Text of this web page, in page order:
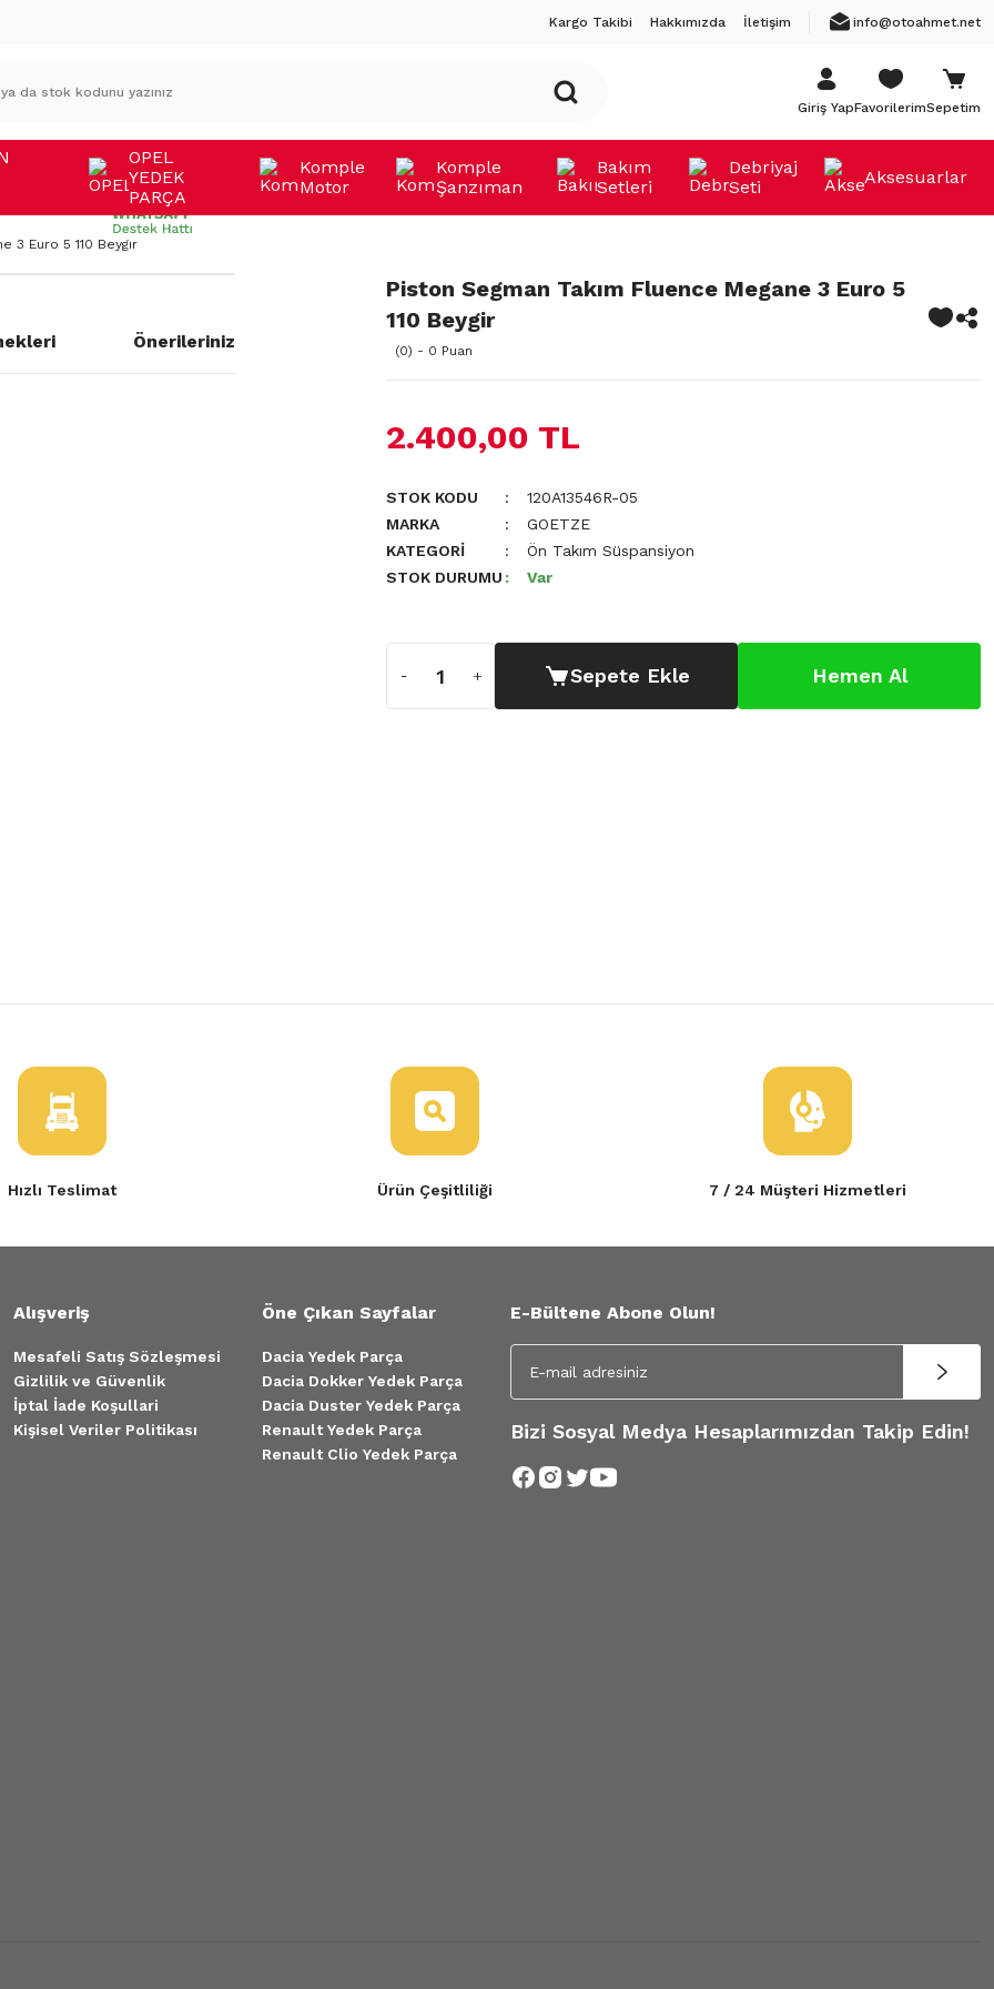
Kargo Takibi Hakkımızda İletişim info@otoahmet.net
Giriş YapFavorilerimSepetim
OPEL
YEDEK
PARÇA
Komple
Motor
Komple
Şanzıman
Bakım
Setleri
Debriyaj
Seti
Aksesuarlar
3 Euro 5 110 Beygir
Önerileriniz
Piston Segman Takım Fluence Megane 3 Euro 5
110 Beygir
(0) - 0 Puan
2.400,00 TL
STOK KODU
120A13546R-05
MARKA
GOETZE
KATEGORI
Ön Takım Süspansiyon
STOK DURUMU
Var
Sepete Ekle Hemen Al
Hızlı Teslimat Ürün Çeşitliliği 7 / 24 Müşteri Hizmetleri
Alışveriş
Mesafeli Satış Sözleşmesi
Gizlilik ve Güvenlik
İptal İade Koşullari
Kişisel Veriler Politikası
Öne Çıkan Sayfalar
Dacia Yedek Parça
Dacia Dokker Yedek Parça
Dacia Duster Yedek Parça
Renault Yedek Parça
Renault Clio Yedek Parça
E-Bültene Abone Olun!
Bizi Sosyal Medya Hesaplarımızdan Takip Edin!